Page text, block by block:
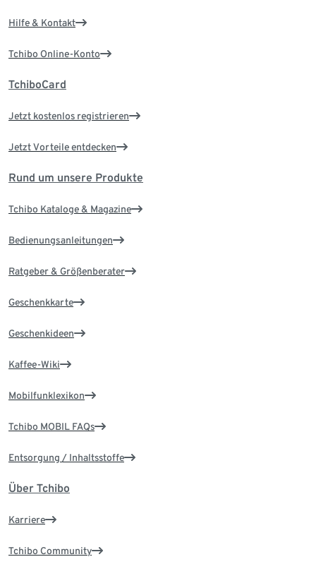
Hilfe & Kontakt
Tchibo Online-Konto
TchiboCard
Jetzt kostenlos registrieren
Jetzt Vorteile entdecken
Rund um unsere Produkte
Tchibo Kataloge & Magazine
Bedienungsanleitungen
Ratgeber & Größenberater
Geschenkkarte
Geschenkideen
Kaffee-Wiki
Mobilfunklexikon
Tchibo MOBIL FAQs
Entsorgung / Inhaltsstoffe
Über Tchibo
Karriere
Tchibo Community